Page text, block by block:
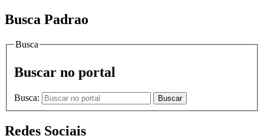
Busca Padrao
Busca
Buscar no portal
Busca: Buscar
Redes Sociais